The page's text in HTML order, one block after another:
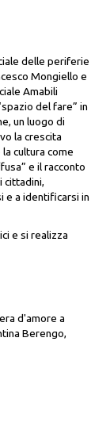
delle periferie
Mongiello e
Amabili
del fare” in
un luogo di
la crescita
cultura come
e il racconto
cittadini,
e a identificarsi in
e si realizza
d'amore a
Berengo,